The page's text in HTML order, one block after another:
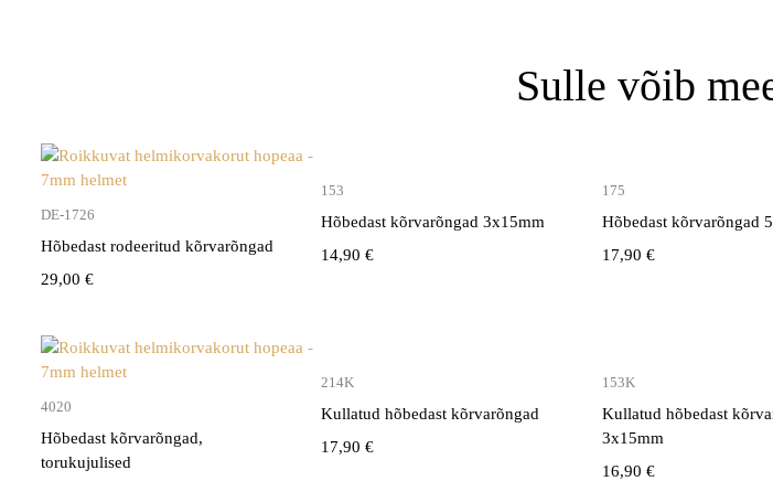
Sulle võib
DE-1726
Hõbedast rodeeritud kõrvarõngad
29,00 €
153
Hõbedast kõrvarõngad 3x15mm
14,90€
175
Hõbedast kõrvarõngad
17,90 €
4020
Hõbedast kõrvarõngad,
torukujulised
214K
Kullatud hõbedast kõrvarõngad
17,90€
153K
Kullatud hõbedast
3x15mm
16,90 €